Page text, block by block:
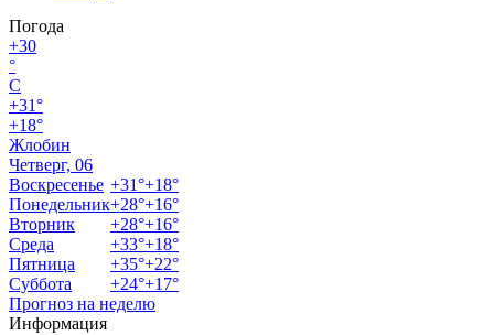
Погода
+30
°
C
+31°
+18°
Жлобин
Четверг, 06
Воскресенье +31°+18°
Понедельник+28°+16°
Вторник
+28°+16°
Среда
+33°+18°
Пятница
+35°+22°
Суббота
+24°+17°
Прогноз на неделю
Информация